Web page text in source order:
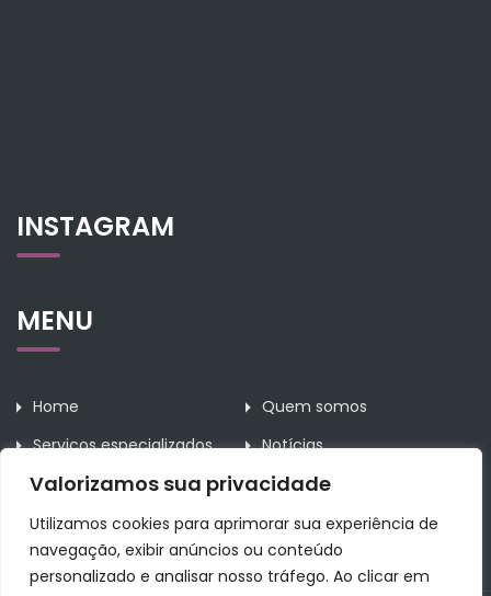
Valorizamos sua privacidade
Utilizamos cookies para aprimorar sua experiência de
navegação, exibir anúncios ou conteúdo
personalizado e analisar nosso tráfego. Ao clicar em
INSTAGRAM
MENU
Home
Quem somos
Serviços especializados
Notícias
Contato